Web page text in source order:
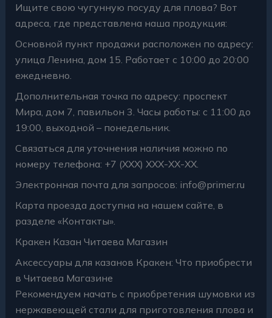
Ищите свою чугунную посуду для плова? Вот
адреса, где представлена наша продукция:
Основной пункт продажи расположен по адресу:
улица Ленина, дом 15. Работает с 10:00 до 20:00
ежедневно.
Дополнительная точка по адресу: проспект
Мира, дом 7, павильон 3. Часы работы: с 11:00 до
19:00, выходной – понедельник.
Связаться для уточнения наличия можно по
номеру телефона: +7 (XXX) XXX-XX-XX.
Электронная почта для запросов: info@primer.ru
Карта проезда доступна на нашем сайте, в
разделе «Контакты».
Кракен Казан Читаева Магазин
Аксессуары для казанов Кракен: Что приобрести
в Читаева Магазине
Рекомендуем начать с приобретения шумовки из
нержавеющей стали для приготовления плова и